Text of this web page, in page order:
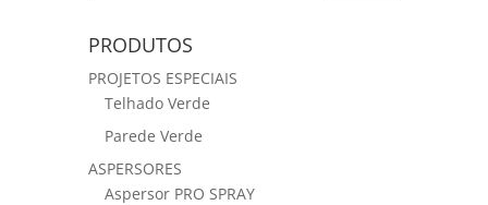
PRODUTOS
PROJETOS ESPECIAIS
Telhado Verde
Parede Verde
ASPERSORES
Aspersor PRO SPRAY